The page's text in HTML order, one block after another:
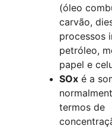
(óleo
carvão,
processos
petróleo,
papel e
SOx é a
termos de